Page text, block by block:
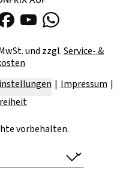
und zzgl.Service- &
Impressum
vorbehalten.